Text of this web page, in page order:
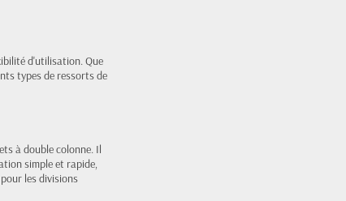
d'utilisation. Que
types de ressorts de
à double colonne. Il
simple et rapide,
les divisions